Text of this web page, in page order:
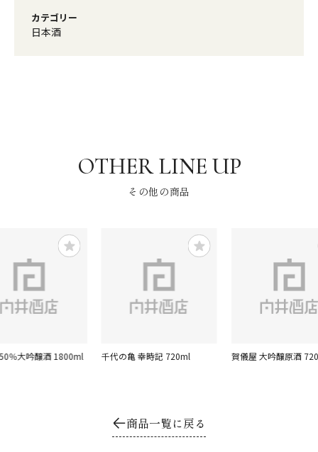
カテゴリー
日本酒
その他の商品
％大吟醸酒 1800ml 千代の亀 幸時記 720ml 賀儀屋 大吟醸原酒
商品一覧に戻る